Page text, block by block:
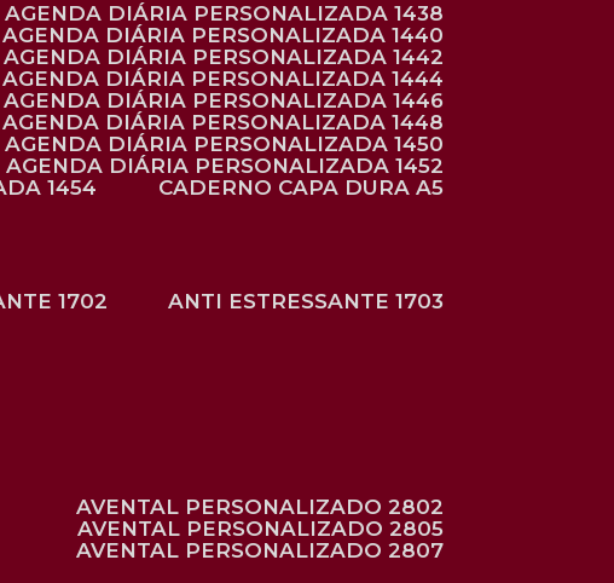
AGENDA DIÁRIA PERSONALIZADA 1438
AGENDA DIÁRIA PERSONALIZADA 1440
AGENDA DIÁRIA PERSONALIZADA 1442
AGENDA DIÁRIA PERSONALIZADA 1444
AGENDA DIÁRIA PERSONALIZADA 1446
AGENDA DIÁRIA PERSONALIZADA 1448
AGENDA DIÁRIA PERSONALIZADA 1450
AGENDA DIÁRIA PERSONALIZADA 1452
1454
CADERNO CAPA DURA A5
1702
ANTI ESTRESSANTE 1703
AVENTAL PERSONALIZADO 2802
AVENTAL PERSONALIZADO 2805
AVENTAL PERSONALIZADO 2807